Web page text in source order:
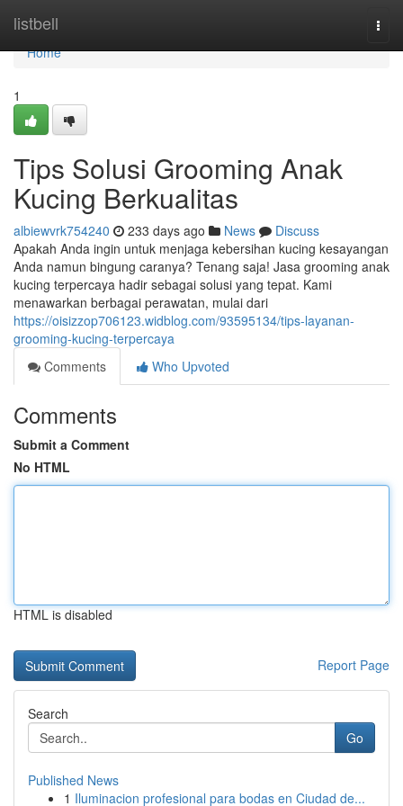
listbell
Home
Home
1
Tips Solusi Grooming Anak
Kucing Berkualitas
albiewvrk754240 233 days ago News
Discuss
Apakah Anda ingin untuk menjaga kebersihan kucing kesayangan
Anda namun bingung caranya? Tenang saja! Jasa grooming anak
kucing terpercaya hadir sebagai solusi yang tepat. Kami
menawarkan berbagai perawatan, mulai dari
https://oisizzop706123.widblog.com/93595134/tips-layanan-
grooming-kucing-terpercaya
Comments
Who Upvoted
Comments
Submit a Comment
No HTML
HTML is disabled
Report Page
Search
Go
Published News
1 Iluminacion profesional para bodas en Ciudad de...